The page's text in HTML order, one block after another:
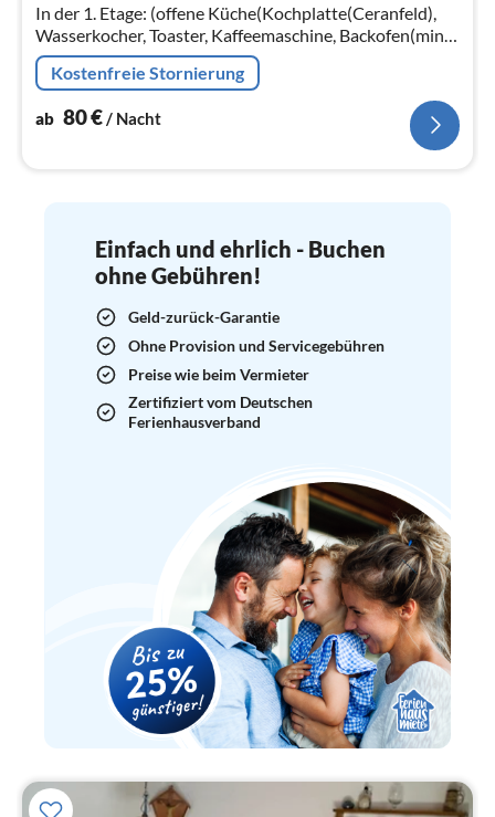
In der 1. Etage: (offene Küche(Kochplatte(Ceranfeld),
Wasserkocher, Toaster, Kaffeemaschine, Backofen(mini),
Spülmaschine, Kühl-/Gefrierkombination)
Kostenfreie Stornierung
ab 80€/ Nacht
Einfach und ehrlich - Buchen
ohne Gebühren!
Geld-zurück-Garantie
Ohne Provision und Servicegebühren
Preise wie beim Vermieter
Zertifiziert vom Deutschen
Ferienhausverband